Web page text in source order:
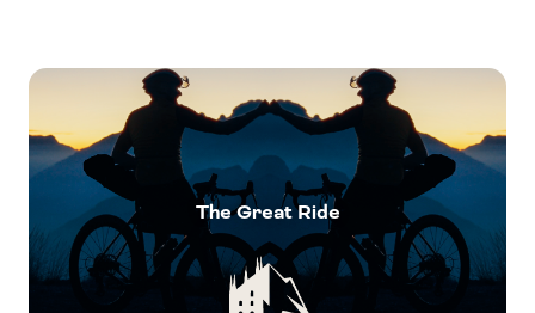
The Great Ride